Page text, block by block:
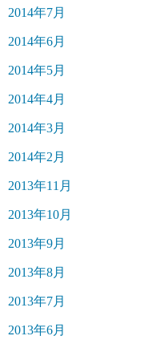
2014年7月
2014年6月
2014年5月
2014年4月
2014年3月
2014年2月
2013年11月
2013年10月
2013年9月
2013年8月
2013年7月
2013年6月